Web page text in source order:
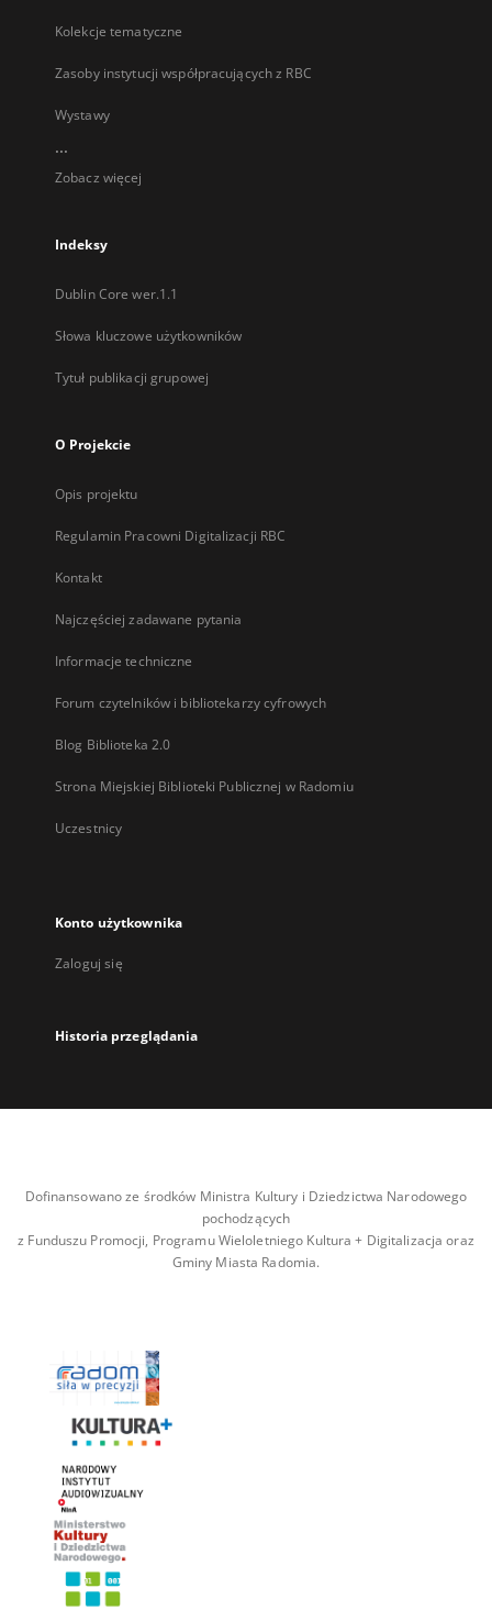
Kolekcje tematyczne
Zasoby instytucji współpracujących z RBC
Wystawy
...
Zobacz więcej
Indeksy
Dublin Core wer.1.1
Słowa kluczowe użytkowników
Tytuł publikacji grupowej
O Projekcie
Opis projektu
Regulamin Pracowni Digitalizacji RBC
Kontakt
Najczęściej zadawane pytania
Informacje techniczne
Forum czytelników i bibliotekarzy cyfrowych
Blog Biblioteka 2.0
Strona Miejskiej Biblioteki Publicznej w Radomiu
Uczestnicy
Konto użytkownika
Zaloguj się
Historia przeglądania
Dofinansowano ze środków Ministra Kultury i Dziedzictwa Narodowego
pochodzących
z Funduszu Promocji, Programu Wieloletniego Kultura + Digitalizacja oraz
Gminy Miasta Radomia.